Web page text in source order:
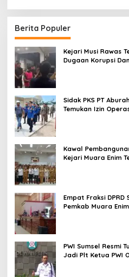
Berita Populer
Kejari Musi Rawas
Dugaan Korupsi
Sidak PKS PT
Temukan Izin
Kawal
Kejari Muara Enim
Empat Fraksi DPRD
Pemkab Muara
PWI Sumsel Resmi
Jadi Plt Ketua PWI